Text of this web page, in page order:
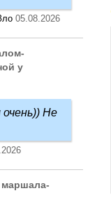
05.08.2026
у
Не
маршала-